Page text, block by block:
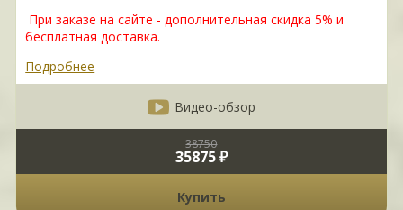
При заказе на сайте - дополнительная скидка 5% и
бесплатная доставка.
Подробнее
Видео-обзор
38750
35875 ₽
Купить